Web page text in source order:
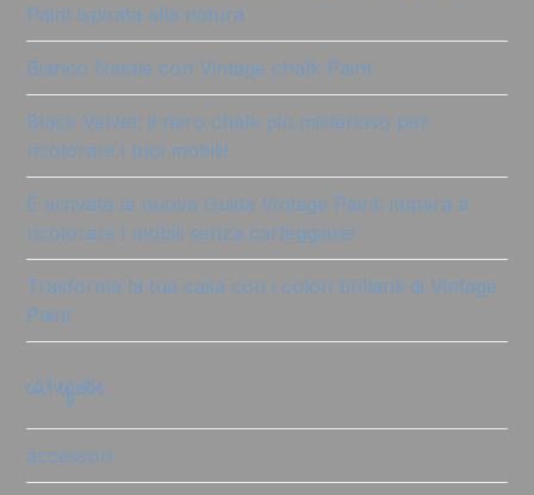
Paint ispirata alla natura
Bianco Natale con Vintage chalk Paint
Black Velvet: il nero chalk più misterioso per
ricolorare i tuoi mobili!
È arrivata la nuova Guida Vintage Paint: impara a
ricolorare i mobili senza carteggiare!
Trasforma la tua casa con i colori brillanti di Vintage
Paint
categorie
accessori